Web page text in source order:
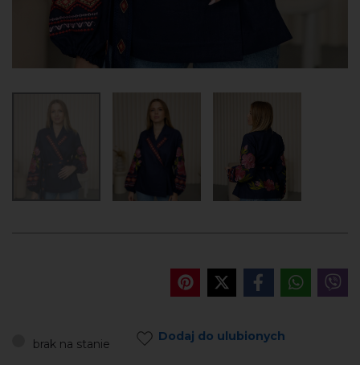
brak na stanie
Dodaj do ulubionych